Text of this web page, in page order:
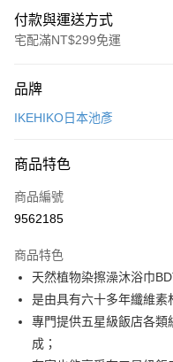
付款與運送方式
宅配滿NT$299免運
信用卡一次付款
Apple Pay
悠遊付
全盈+PAY
大哥付你分期
相關說明
【大哥付你分期使用說明】
1.本服務由台灣大哥大提供，
ATM付款
品牌
IKEHIKO日本池彥
商品特色
商品編號
9562185
商品特色
天然植物染擦澡沐浴巾
是由具有六十多年纖維素
專門提供五星級飯店各
成；